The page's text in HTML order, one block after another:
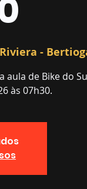
-
aula de Bike do
às 07h30.